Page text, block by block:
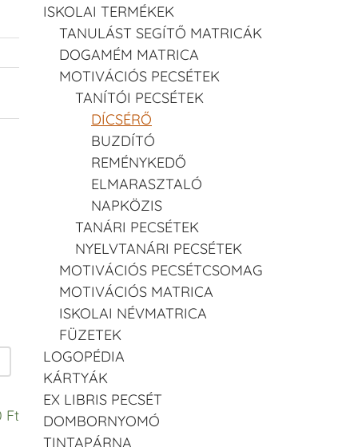
Ft
ISKOLAI TERMÉKEK
TANULÁST SEGÍTŐ MATRICÁK
DOGAMÉM MATRICA
MOTIVÁCIÓS PECSÉTEK
TANÍTÓI PECSÉTEK
DÍCSÉRŐ
BUZDÍTÓ
REMÉNYKEDŐ
ELMARASZTALÓ
NAPKÖZIS
TANÁRI PECSÉTEK
NYELVTANÁRI PECSÉTEK
MOTIVÁCIÓS PECSÉTCSOMAG
MOTIVÁCIÓS MATRICA
ISKOLAI NÉVMATRICA
FÜZETEK
LOGOPÉDIA
KÁRTYÁK
EX LIBRIS PECSÉT
DOMBORNYOMÓ
TINTAPÁRNA